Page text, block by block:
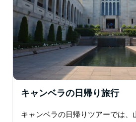
キャンベラの日帰り旅行
キャンベラの日帰りツアーでは、